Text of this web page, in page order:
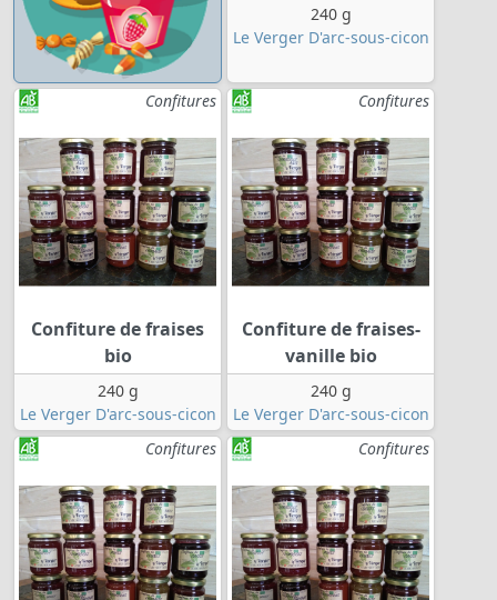
240 g
Le Verger D'arc-sous-cicon
Confitures
Confiture de fraises
bio
240 g
Le Verger D'arc-sous-cicon
Confitures
Confiture de fraises-
vanille bio
240 g
Le Verger D'arc-sous-cicon
Confitures
Confitures